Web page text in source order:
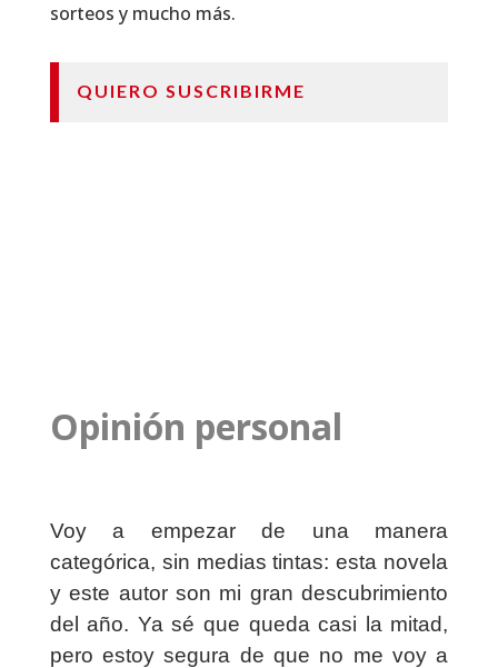
sorteos y mucho más.
QUIERO SUSCRIBIRME
Opinión personal
Voy a empezar de una manera
categórica, sin medias tintas: esta novela
y este autor son mi gran descubrimiento
del año. Ya sé que queda casi la mitad,
pero estoy segura de que no me voy a